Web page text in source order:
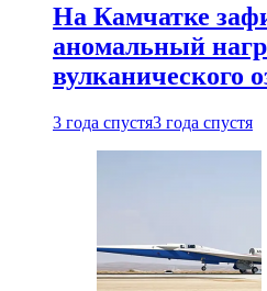
На Камчатке
аномальный
вулканического
3 года спустя3 года спустя